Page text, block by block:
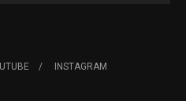
INSTAGRAM